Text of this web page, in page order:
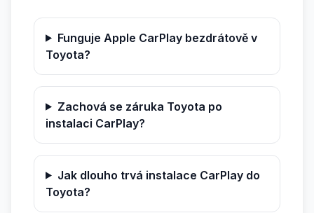
Funguje Apple CarPlay bezdrátově v
Toyota?
Zachová se záruka Toyota po
instalaci CarPlay?
Jak dlouho trvá instalace CarPlay do
Toyota?